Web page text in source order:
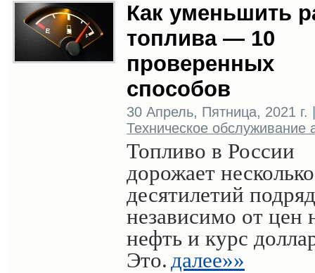
Как уменьшить
топлива — 10
проверенных
способов
30 Апрель, Пятница, 2021 г. |
Техническое обслуживание
Топливо в России
дорожает несколько
десятилетий подряд
независимо от цен
нефть и курс
Это. далее»»